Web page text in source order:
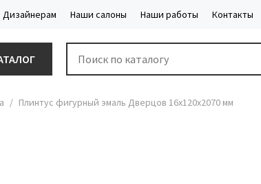
Дизайнерам Наши салоны Наши работы Контакты
Плинтус фигурный эмаль Дверцов 16х120х2070 мм